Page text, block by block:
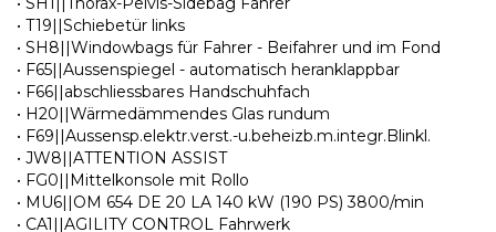
• T19||Schiebetür links
• SH8||Windowbags für Fahrer - Beifahrer und im Fond
• F65||Aussenspiegel - automatisch heranklappbar
• F66||abschliessbares Handschuhfach
• H20||Wärmedämmendes Glas rundum
• F69||Aussensp.elektr.verst.-u.beheizb.m.integr.Blinkl.
• JW8||ATTENTION ASSIST
• FG0||Mittelkonsole mit Rollo
• MU6||OM 654 DE 20 LA 140 kW (190 PS) 3800/min
• CA1||AGILITY CONTROL Fahrwerk